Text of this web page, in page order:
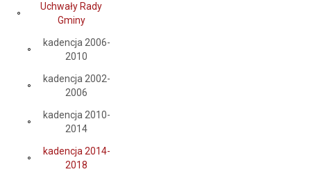
Uchwały Rady
Gminy
kadencja 2006-
2010
kadencja 2002-
2006
kadencja 2010-
2014
kadencja 2014-
2018